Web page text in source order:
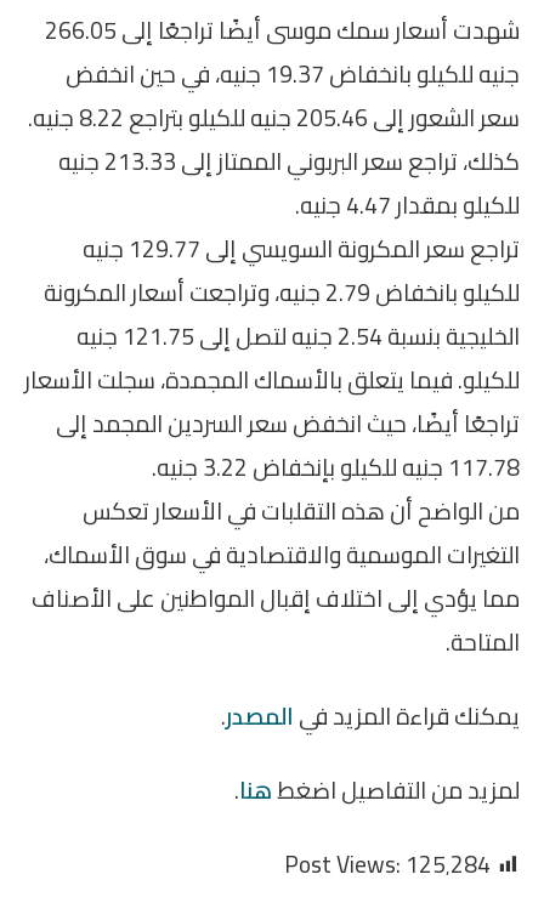
شهدت أسعار سمك موسى أيضًا تراجعًا إلى 266.05
جنيه للكيلو بانخفاض 19.37 جنيه، في حين انخفض
سعر الشعور إلى 205.46 جنيه للكيلو بتراجع 8.22 جنيه.
كذلك، تراجع سعر البربوني الممتاز إلى 213.33 جنيه
للكيلو بمقدار 4.47 جنيه.
تراجع سعر المكرونة السويسي إلى 129.77 جنيه
للكيلو بانخفاض 2.79 جنيه، وتراجعت أسعار المكرونة
الخليجية بنسبة 2.54 جنيه لتصل إلى 121.75 جنيه
للكيلو. فيما يتعلق بالأسماك المجمدة، سجلت الأسعار
تراجعًا أيضًا، حيث انخفض سعر السردين المجمد إلى
117.78 جنيه للكيلو بإنخفاض 3.22 جنيه.
من الواضح أن هذه التقلبات في الأسعار تعكس
التغيرات الموسمية والاقتصادية في سوق الأسماك،
مما يؤدي إلى اختلاف إقبال المواطنين على الأصناف
المتاحة.
يمكنك قراءة المزيد فيالمصدر.
لمزيد من التفاصيل اضغطهنا.
Post Views:125٬284